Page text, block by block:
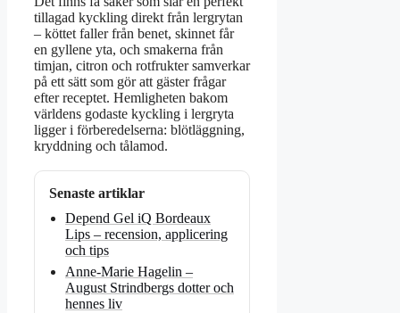
tillagad kyckling direkt från lergrytan
– köttet faller från benet, skinnet får
en gyllene yta, och smakerna från
timjan, citron och rotfrukter samverkar
på ett sätt som gör att gäster frågar
efter receptet. Hemligheten bakom
världens godaste kyckling i lergryta
ligger i förberedelserna: blötläggning,
kryddning och tålamod.
Senaste artiklar
Depend Gel iQ Bordeaux
Lips – recension, applicering
och tips
Anne-Marie Hagelin –
August Strindbergs dotter och
hennes liv